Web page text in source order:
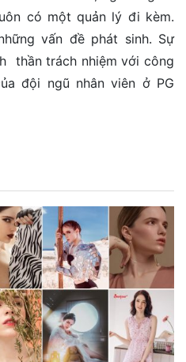
có một quản lý đi kèm.
vấn đề phát sinh. Sự
thần trách nhiệm với công
đội ngũ nhân viên ở PG